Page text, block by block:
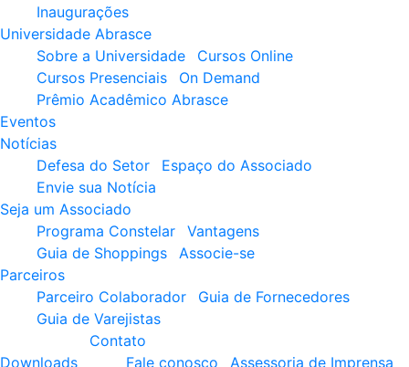
Inaugurações
Universidade Abrasce
Sobre a Universidade
Cursos Online
Cursos Presenciais
On Demand
Prêmio Acadêmico Abrasce
Eventos
Notícias
Defesa do Setor
Espaço do Associado
Envie sua Notícia
Seja um Associado
Programa Constelar
Vantagens
Guia de Shoppings
Associe-se
Parceiros
Parceiro Colaborador
Guia de Fornecedores
Guia de Varejistas
Downloads
Contato
Fale conosco
Assessoria de Imprensa